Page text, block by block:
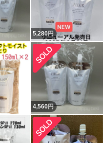
5,280円
4,560円